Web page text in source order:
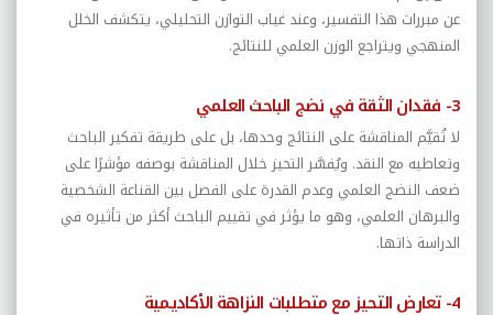
عن مبررات هذا التفسير، وعند غياب التوازن التحليلي، يتكشف الخلل
المنهجي ويتراجع الوزن العلمي للنتائج.
3- فقدان الثقة في نضج الباحث العلمي
لا تُقيَّم المناقشة على النتائج وحدها، بل على طريقة تفكير الباحث
وتعاطيه مع النقد. ويُفسَّر التحيز خلال المناقشة بوصفه مؤشرًا على
ضعف النضج العلمي وعدم القدرة على الفصل بين القناعة الشخصية
والبرهان العلمي، وهو ما يؤثر في تقييم الباحث أكثر من تأثيره في
الدراسة ذاتها.
4- تعارض التحيز مع متطلبات النزاهة الأكاديمية